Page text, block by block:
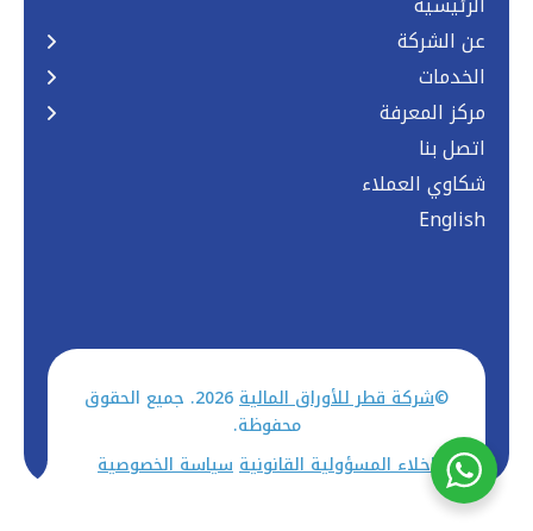
عن الشركة
الخدمات
مركز المعرفة
اتصل بنا
شكاوي العملاء
English
©شركة قطر للأوراق المالية
2026. جميع الحقوق
محفوظة.
اخلاء المسؤولية القانونيةسياسة الخصوصية